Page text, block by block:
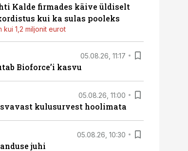
Kalde firmades käive üldiselt
kui ka sulas pooleks
kui 1,2 miljonit eurot
05.08.26, 11:17
Bioforce’i kasvu
05.08.26, 11:00
kulusurvest hoolimata
05.08.26, 10:30
juhi